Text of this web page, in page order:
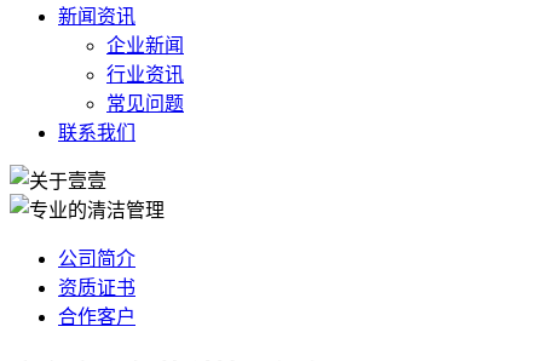
新闻资讯
企业新闻
行业资讯
常见问题
联系我们
公司简介
资质证书
合作客户